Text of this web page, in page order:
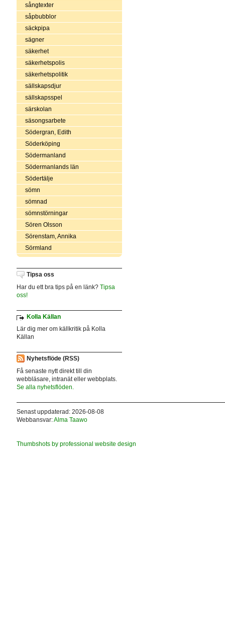
sångtexter
såpbubblor
säckpipa
sägner
säkerhet
säkerhetspolis
säkerhetspolitik
sällskapsdjur
sällskapsspel
särskolan
säsongsarbete
Södergran, Edith
Söderköping
Södermanland
Södermanlands län
Södertälje
sömn
sömnad
sömnstörningar
Sören Olsson
Sörenstam, Annika
Sörmland
Tipsa oss
Har du ett bra tips på en länk? Tipsa
oss!
Kolla Källan
Lär dig mer om källkritik på Kolla
Källan
Nyhetsflöde (RSS)
Få senaste nytt direkt till din
webbläsare, intranät eller webbplats.
Se alla nyhetsflöden.
Senast uppdaterad: 2026-08-08
Webbansvar:Alma Taawo
Thumbshots by professional website design